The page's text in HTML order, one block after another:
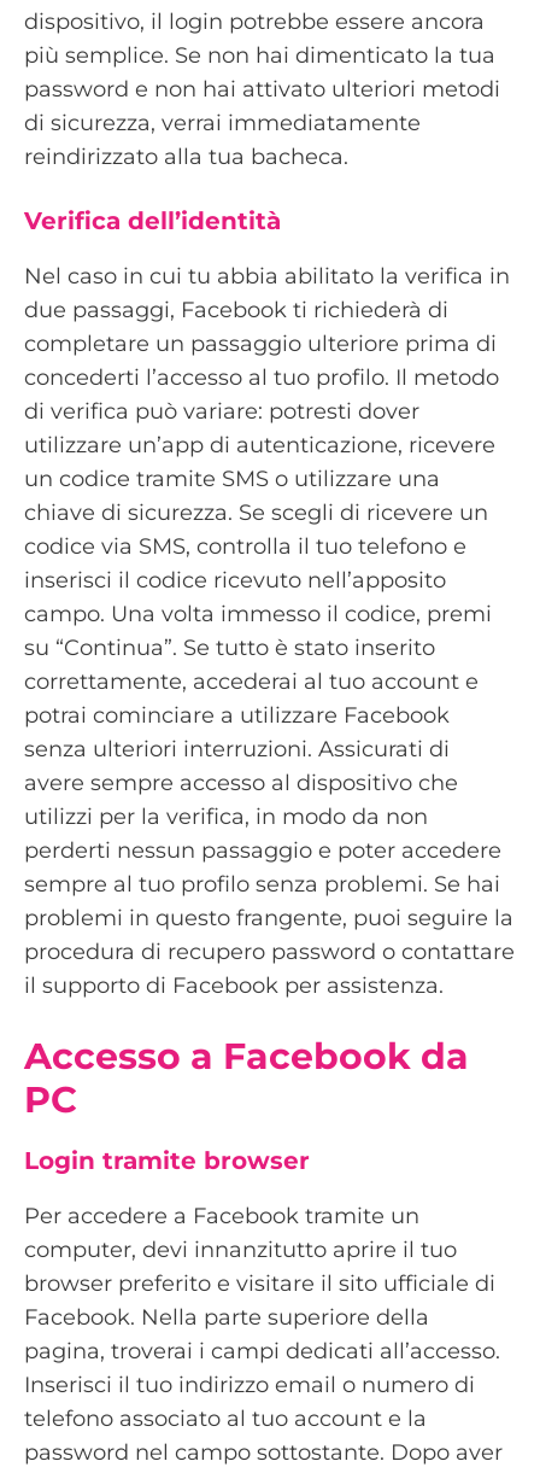
dispositivo, il login potrebbe essere ancora
più semplice. Se non hai dimenticato la tua
password e non hai attivato ulteriori metodi
di sicurezza, verrai immediatamente
reindirizzato alla tua bacheca.
Verifica dell’identità
Nel caso in cui tu abbia abilitato la verifica in
due passaggi, Facebook ti richiederà di
completare un passaggio ulteriore prima di
concederti l’accesso al tuo profilo. Il metodo
di verifica può variare: potresti dover
utilizzare un’app di autenticazione, ricevere
un codice tramite SMS o utilizzare una
chiave di sicurezza. Se scegli di ricevere un
codice via SMS, controlla il tuo telefono e
inserisci il codice ricevuto nell’apposito
campo. Una volta immesso il codice, premi
su “Continua”. Se tutto è stato inserito
correttamente, accederai al tuo account e
potrai cominciare a utilizzare Facebook
senza ulteriori interruzioni. Assicurati di
avere sempre accesso al dispositivo che
utilizzi per la verifica, in modo da non
perderti nessun passaggio e poter accedere
sempre al tuo profilo senza problemi. Se hai
problemi in questo frangente, puoi seguire la
procedura di recupero password o contattare
il supporto di Facebook per assistenza.
Accesso a Facebook da
PC
Login tramite browser
Per accedere a Facebook tramite un
computer, devi innanzitutto aprire il tuo
browser preferito e visitare il sito ufficiale di
Facebook. Nella parte superiore della
pagina, troverai i campi dedicati all’accesso.
Inserisci il tuo indirizzo email o numero di
telefono associato al tuo account e la
password nel campo sottostante. Dopo aver